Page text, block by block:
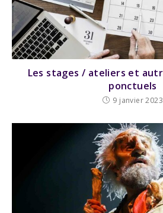
Les stages / ateliers et
ponctuels
9 janvier 2023